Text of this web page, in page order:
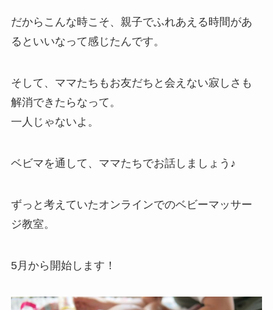
だからこんな時こそ、親子でふれあえる時間があ
るといいなって感じたんです。
そして、ママたちもお友だちと会えない寂しさも
解消できたらなって。
一人じゃないよ。
ベビマを通して、ママたちでお話しましょう♪
ずっと考えていたオンラインでのベビーマッサー
ジ教室。
5月から開始します！